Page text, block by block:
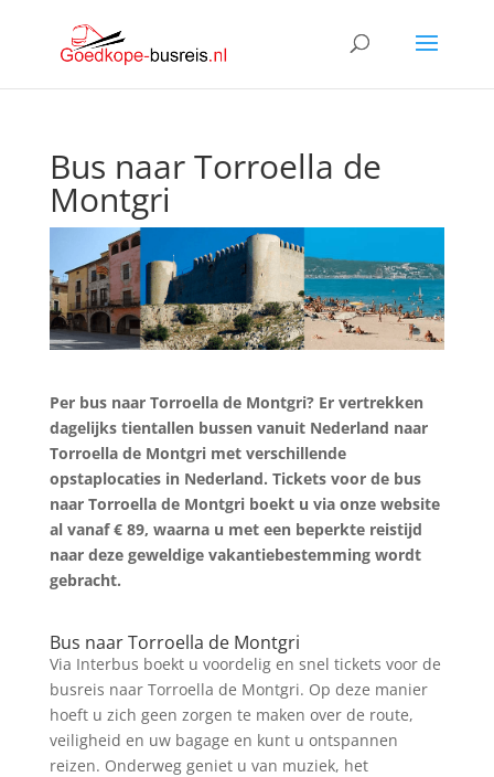
Bus naar Torroella de
Montgri
Per bus naar Torroella de Montgri? Er vertrekken
dagelijks tientallen bussen vanuit Nederland naar
Torroella de Montgri met verschillende
opstaplocaties in Nederland. Tickets voor de bus
naar Torroella de Montgri boekt u via onze website
al vanaf € 89, waarna u met een beperkte reistijd
naar deze geweldige vakantiebestemming wordt
gebracht.
Bus naar Torroella de Montgri
Via Interbus boekt u voordelig en snel tickets voor de
busreis naar Torroella de Montgri. Op deze manier
hoeft u zich geen zorgen te maken over de route,
veiligheid en uw bagage en kunt u ontspannen
reizen. Onderweg geniet u van muziek, het